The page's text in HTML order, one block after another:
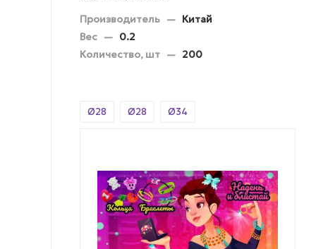
Производитель — Китай
Вес — 0.2
Количество, шт — 200
Ø28 Ø28 Ø34